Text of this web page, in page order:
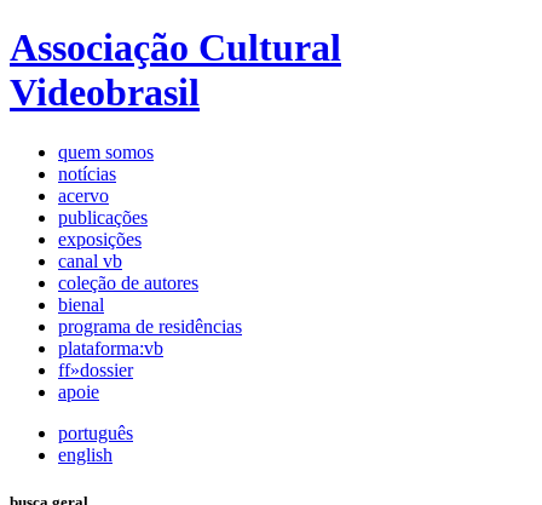
Associação Cultural
Videobrasil
quem somos
notícias
acervo
publicações
exposições
canal vb
coleção de autores
bienal
programa de residências
plataforma:vb
ff»dossier
apoie
português
english